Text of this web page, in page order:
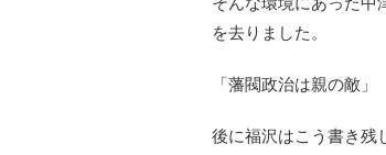
を去りました。
「藩閥政治は親の敵」
後に福沢はこう書き残